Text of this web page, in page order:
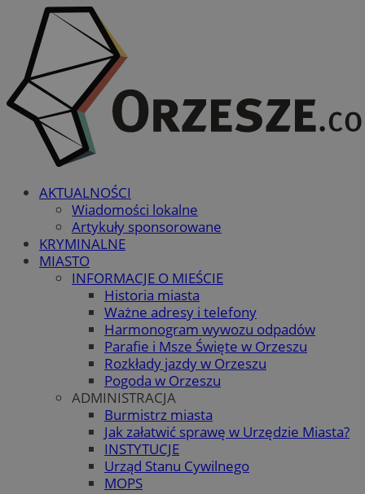
AKTUALNOŚCI
Wiadomości lokalne
Artykuły sponsorowane
KRYMINALNE
MIASTO
INFORMACJE O MIEŚCIE
Historia miasta
Ważne adresy i telefony
Harmonogram wywozu odpadów
Parafie i Msze Święte w Orzeszu
Rozkłady jazdy w Orzeszu
Pogoda w Orzeszu
ADMINISTRACJA
Burmistrz miasta
Jak załatwić sprawę w Urzędzie Miasta?
INSTYTUCJE
Urząd Stanu Cywilnego
MOPS